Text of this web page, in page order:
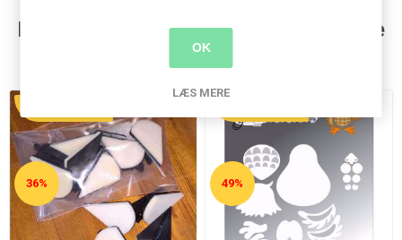
Kunder der har købt denne vare købte
også
36% 49%
OK
LÆS MERE